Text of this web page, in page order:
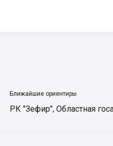
Ближайшие ориентиры
РК "Зефир", Областная